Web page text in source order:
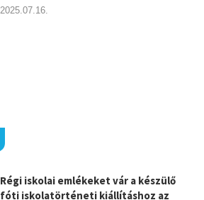
Régi iskolai emlékeket vár a készülő
fóti iskolatörténeti kiállításhoz az
2025.07.16.